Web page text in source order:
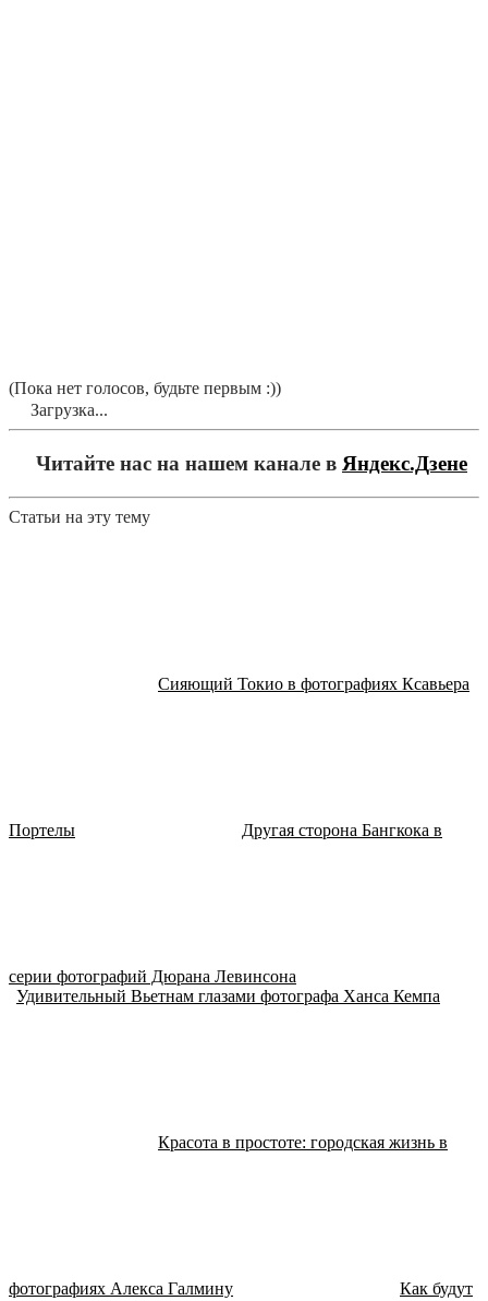
(Пока нет голосов, будьте первым :))
Загрузка...
Читайте нас на нашем канале в Яндекс.Дзене
Статьи на эту тему
Сияющий Токио в фотографиях Ксавьера
Портелы Другая сторона Бангкока в
серии фотографий Дюрана Левинсона
Удивительный Вьетнам глазами фотографа Ханса Кемпа
Красота в простоте: городская жизнь в
фотографиях Алекса Галмину Как будут